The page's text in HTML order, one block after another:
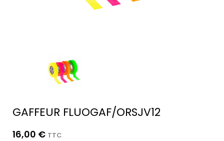
GAFFEUR FLUOGAF/ORSJV12
16,00 € TTC